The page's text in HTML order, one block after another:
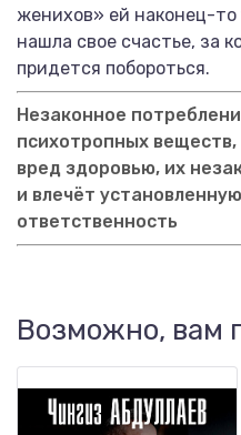
женихов» ей наконец-то
нашла свое счастье, за
придется побороться.
Незаконное
психотропных веществ,
вред здоровью, их
и влечёт
ответственность
Возможно, вам